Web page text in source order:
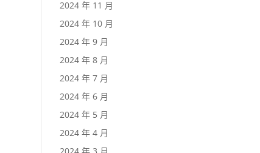
2024 年 11 月
2024 年 10 月
2024 年 9 月
2024 年 8 月
2024 年 7 月
2024 年 6 月
2024 年 5 月
2024 年 4 月